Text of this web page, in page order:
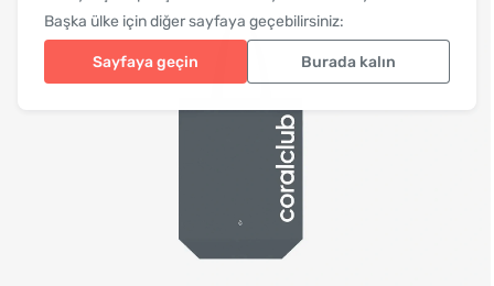
Başka ülke için diğer sayfaya geçebilirsiniz:
Sayfaya geçin Burada kalın